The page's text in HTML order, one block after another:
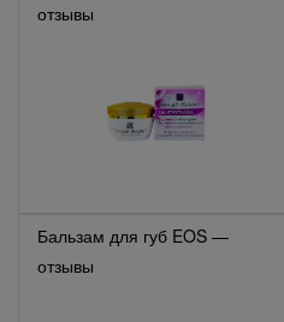
отзывы
Бальзам для губ EOS —
отзывы